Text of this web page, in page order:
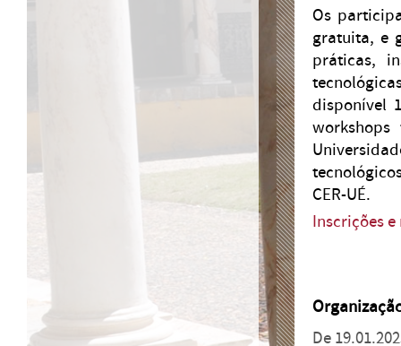
Os
gratuita, e
práticas,
disponível
CER-UÉ.
Inscrições
De